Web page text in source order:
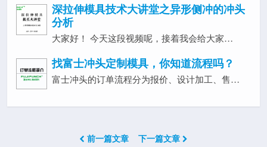
深拉伸模具技术大讲堂之异形侧冲的冲头
分析
大家好！ 今天这段视频呢，接着我会给大家…
找富士冲头定制模具，你知道流程吗？
富士冲头的订单流程分为报价、设计加工、售…
前一篇文章 下一篇文章